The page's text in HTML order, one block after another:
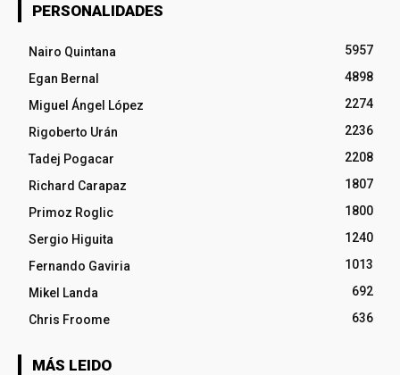
PERSONALIDADES
Nairo Quintana
5957
Egan Bernal
4898
Miguel Ángel López
2274
Rigoberto Urán
2236
Tadej Pogacar
2208
Richard Carapaz
1807
Primoz Roglic
1800
Sergio Higuita
1240
Fernando Gaviria
1013
Mikel Landa
692
Chris Froome
636
MÁS LEIDO